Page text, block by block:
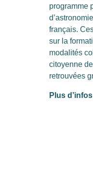
programme
français.
sur la
modalités
citoyenne
retrouvées
Plus